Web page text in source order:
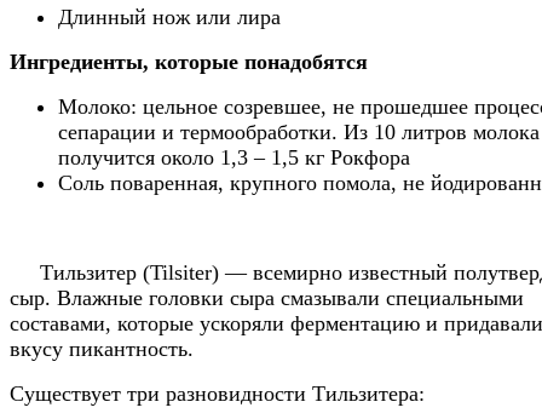
Длинный нож или лира
Ингредиенты, которые понадобятся
Молоко: цельное созревшее, не прошедшее
сепарации и термообработки. Из 10 литров молока
получится около 1,3 – 1,5 кг Рокфора
Соль поваренная, крупного помола, не
Тильзитер (Tilsiter) — всемирно известный
сыр. Влажные головки сыра смазывали специальными
составами, которые ускоряли ферментацию и придавали
вкусу пикантность.
Существует три разновидности Тильзитера: